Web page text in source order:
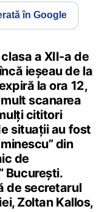
în Google
a XII-a de
ieșeau de la
la ora 12,
scanarea
cititori
situații au fost
din
de
București.
de secretarul
Zoltan Kallos,